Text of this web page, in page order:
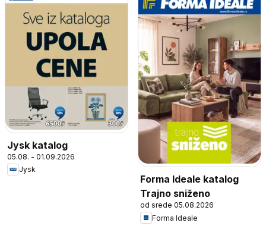
Jysk katalog
05.08. - 01.09.2026
Jysk
Forma Ideale katalog
Trajno sniženo
od srede 05.08.2026
Forma Ideale